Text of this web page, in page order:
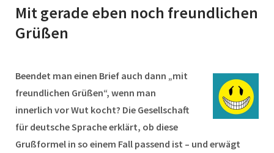
Mit gerade eben noch freundlichen
Grüßen
Beendet man einen Brief auch dann „mit
freundlichen Grüßen“, wenn man
innerlich vor Wut kocht? Die Gesellschaft
für deutsche Sprache erklärt, ob diese
Grußformel in so einem Fall passend ist – und erwägt